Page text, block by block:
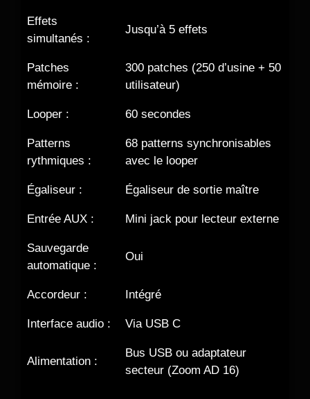
Effets
simultanés :
Jusqu’à 5 effets
Patches
mémoire :
300 patches (250 d’usine + 50
utilisateur)
Looper : 60 secondes
Patterns
rythmiques :
68 patterns synchronisables
avec le looper
Égaliseur : Égaliseur de sortie maître
Entrée AUX : Mini jack pour lecteur externe
Sauvegarde
automatique :
Oui
Accordeur : Intégré
Interface audio : Via USB C
Alimentation :
Bus USB ou adaptateur
secteur (Zoom AD 16)